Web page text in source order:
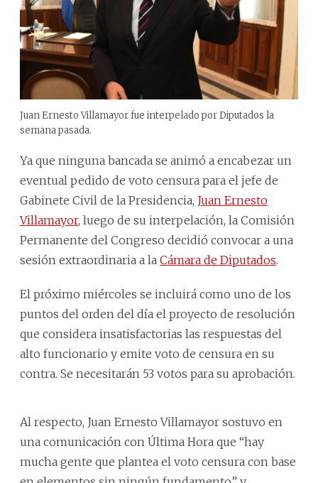
Juan Ernesto Villamayor fue interpelado por Diputados la
semana pasada.
Ya que ninguna bancada se animó a encabezar un
eventual pedido de voto censura para el jefe de
Gabinete Civil de la Presidencia, Juan Ernesto
Villamayor, luego de su interpelación, la Comisión
Permanente del Congreso decidió convocar a una
sesión extraordinaria a la Cámara de Diputados.
El próximo miércoles se incluirá como uno de los
puntos del orden del día el proyecto de resolución
que considera insatisfactorias las respuestas del
alto funcionario y emite voto de censura en su
contra. Se necesitarán 53 votos para su aprobación.
Al respecto, Juan Ernesto Villamayor sostuvo en
una comunicación con Última Hora que “hay
mucha gente que plantea el voto censura con base